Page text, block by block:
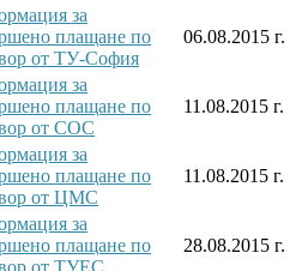
за
плащане по
от ТУ-София
06.08.2015 г.
за
плащане по
от СОС
11.08.2015 г.
за
плащане по
от ЦМС
11.08.2015 г.
за
плащане по
от ТУЕС
28.08.2015 г.